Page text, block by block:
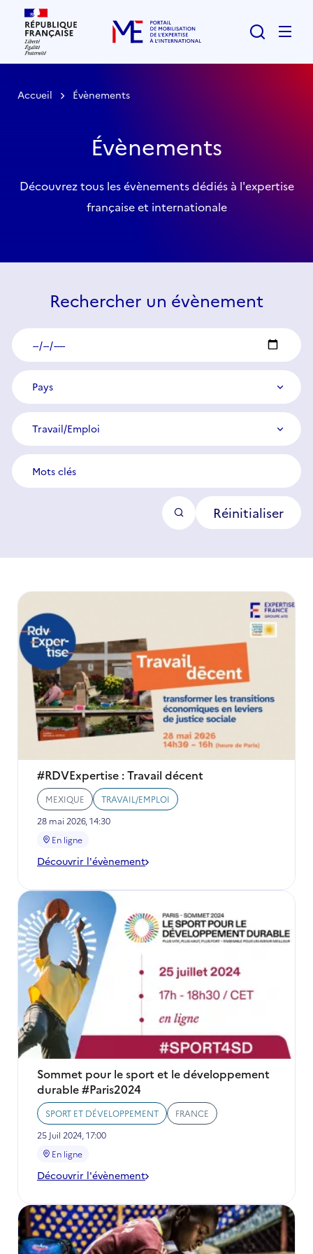
Rechercher
Accueil Évènements
Évènements
Découvrez tous les évènements dédiés à l'expertise
française et internationale
Rechercher un évènement
Date
Pays
Pays
Thématique
Travail/Emploi
Mots
clés
Réinitialiser
#RDVExpertise : Travail décent
MEXIQUE
TRAVAIL/EMPLOI
28 mai 2026, 14:30
En ligne
Découvrir l'évènement
-
:
Travail
décent
Sommet pour le sport et le développement
durable #Paris2024
SPORT ET DÉVELOPPEMENT
FRANCE
25 Juil 2024, 17:00
En ligne
Découvrir l'évènement
-
pour
le
sport
et
le